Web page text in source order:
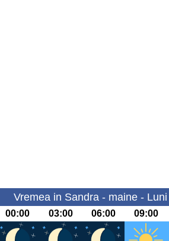
Vremea in Sandra - maine -
00:00 03:00 06:00 09:00